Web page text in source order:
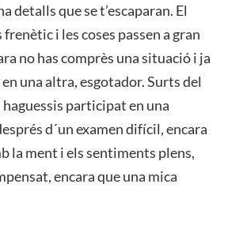
detalls que se t’escaparan. El
frenètic i les coses passen a gran
no has comprès una situació i ja
una altra, esgotador. Surts del
haguessis participat en una
d´un examen difícil, encara
la ment i els sentiments plens,
encara que una mica